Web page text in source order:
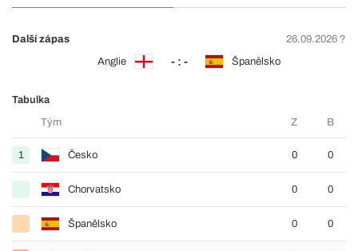
Další zápas
26.09.2026 ?
Anglie
- : - Španělsko
Tabulka
Tým
Z B
1 Česko 0 0
Chorvatsko 0 0
Španělsko 0 0